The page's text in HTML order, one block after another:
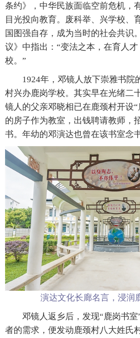
条约》，中华民族面临空前危机，
目光投向教育。废科举、兴学校、
国图强自存，成为当时的社会共识
议》中指出：“变法之本，在育人
校。”
1924年，邓镜人放下崇雅书院
村兴办鹿岗学校。其实早在光绪二
镜人的父亲邓晓相已在鹿颈村开设
的房子作为教室，出钱聘请教师，
书。年幼的邓演达也曾在该书室念
演达文化长廊名言，浸润
邓镜人返乡后，发现“鹿岗书室
者的需求，便发动鹿颈村八大姓氏